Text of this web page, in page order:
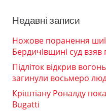
Недавні записи
Ножове поранення шиї
Бердичівщині суд взяв
Підліток відкрив
загинули восьмеро
Кріштіану Роналду
Bugatti